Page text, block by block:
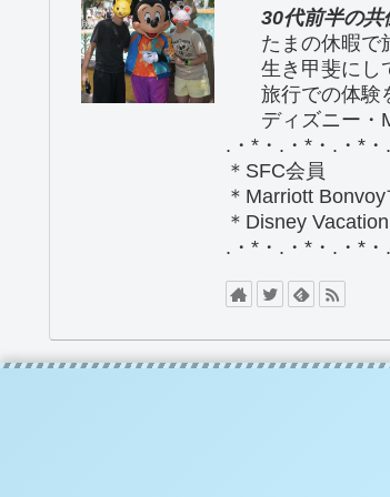
30代前半の共
たまの休暇で
生き甲斐にし
旅行での体験
ディズニー
.・*・.・*・.・*
＊SFC会員
＊Marriott
＊Disney
.・*・.・*・.・*